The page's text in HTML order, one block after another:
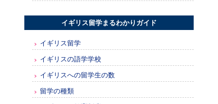
イギリス留学まるわかりガイド
イギリス留学
イギリスの語学学校
イギリスへの留学生の数
留学の種類